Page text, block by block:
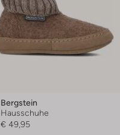
Bergstein
Hausschuhe
€ 49,95